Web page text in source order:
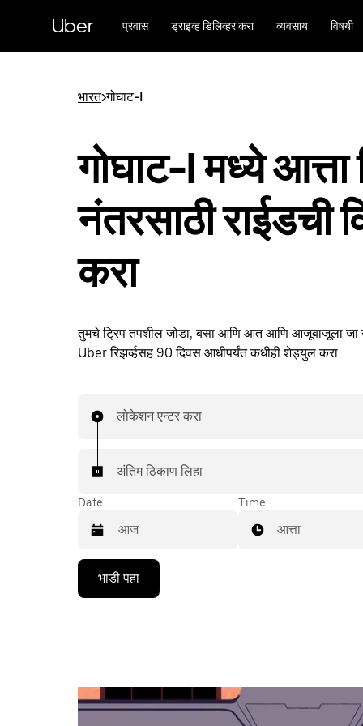
Uber प्रवास ड्राइव्ह डिलिव्हर करा व्यवसाय विषयी
भारत>गोघाट-I
गोघाट-I मध्ये आत्ता
नंतरसाठी राईडची
करा
तुमचे ट्रिप तपशील जोडा, बसा आणि आत आणि आजूबाजूला जा
Uber रिझर्व्हसह 90 दिवस आधीपर्यंत कधीही शेड्युल करा.
लोकेशन एन्टर करा
अंतिम ठिकाण लिहा
Date
Press
down
the
calendar
and
Time
आत्ता
भाडी पहा